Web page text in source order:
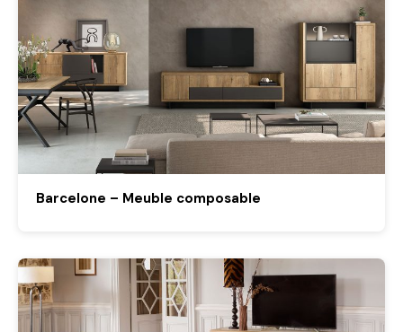
Barcelone – Meuble composable